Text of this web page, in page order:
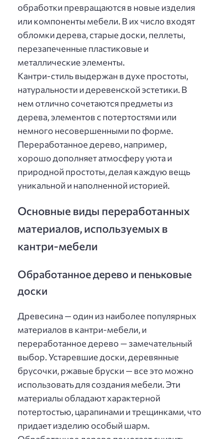
обработки превращаются в новые изделия
или компоненты мебели. В их число входят
обломки дерева, старые доски, пеллеты,
перезапеченные пластиковые и
металлические элементы.
Кантри-стиль выдержан в духе простоты,
натуральности и деревенской эстетики. В
нем отлично сочетаются предметы из
дерева, элементов с потертостями или
немного несовершенными по форме.
Переработанное дерево, например,
хорошо дополняет атмосферу уюта и
природной простоты, делая каждую вещь
уникальной и наполненной историей.
Основные виды переработанных
материалов, используемых в
кантри-мебели
Обработанное дерево и пеньковые
доски
Древесина — один из наиболее популярных
материалов в кантри-мебели, и
переработанное дерево — замечательный
выбор. Устаревшие доски, деревянные
брусочки, ржавые бруски — все это можно
использовать для создания мебели. Эти
материалы обладают характерной
потертостью, царапинами и трещинками, что
придает изделию особый шарм.